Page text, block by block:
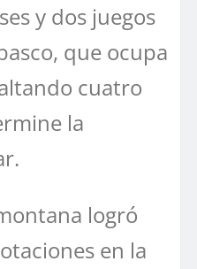
y dos juegos
que ocupa
cuatro
la
logró
en la